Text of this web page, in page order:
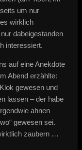
um nur
wirklich
dabeigestanden
interessiert.
auf eine Anekdote
Abend erzählte:
gewesen und
lassen – der habe
ahnen
gewesen sei.
zaubern …